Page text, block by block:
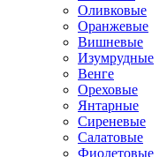
Оливковые
Оранжевые
Вишневые
Изумрудные
Венге
Ореховые
Янтарные
Сиреневые
Салатовые
Фиолетовые